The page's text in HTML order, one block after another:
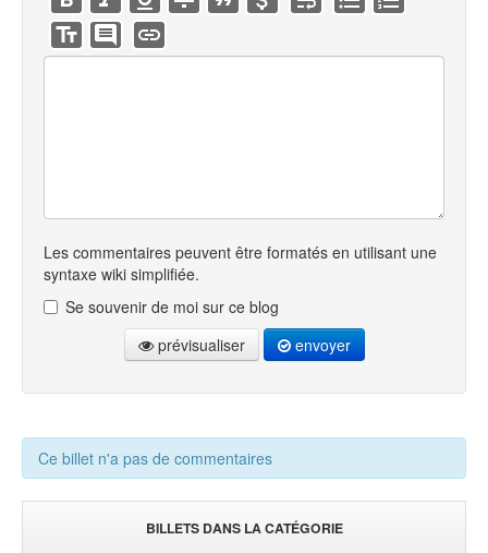
Les commentaires peuvent être formatés en utilisant une
syntaxe wiki simplifiée.
Se souvenir de moi sur ce blog
prévisualiser
envoyer
Ce billet n'a pas de commentaires
BILLETS DANS LA CATÉGORIE